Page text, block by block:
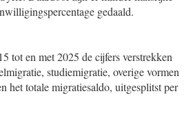
gedaald.
tot en met 2025 de cijfers verstrekken
studiemigratie, overige vormen
het totale migratiesaldo, uitgesplitst per